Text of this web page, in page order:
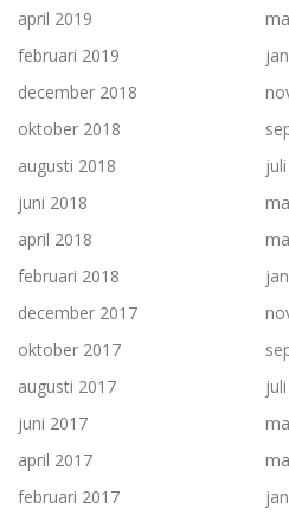
april 2019
februari 2019
december 2018
oktober 2018
augusti 2018
juni 2018
april 2018
februari 2018
december 2017
oktober 2017
augusti 2017
juni 2017
april 2017
februari 2017